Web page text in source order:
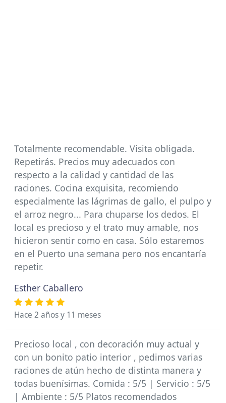
Totalmente recomendable. Visita obligada.
Repetirás. Precios muy adecuados con
respecto a la calidad y cantidad de las
raciones. Cocina exquisita, recomiendo
especialmente las lágrimas de gallo, el pulpo y
el arroz negro... Para chuparse los dedos. El
local es precioso y el trato muy amable, nos
hicieron sentir como en casa. Sólo estaremos
en el Puerto una semana pero nos encantaría
repetir.
Esther Caballero
Hace 2 años y 11 meses
Precioso local , con decoración muy actual y
con un bonito patio interior , pedimos varias
raciones de atún hecho de distinta manera y
todas buenísimas. Comida : 5/5 | Servicio : 5/5
| Ambiente : 5/5 Platos recomendados